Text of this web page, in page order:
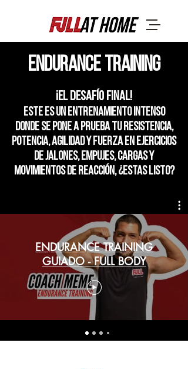
endurance training
¡EL DESAFÍO FINAL!
Este es un entrenamiento intenso
donde se pone a prueba tu resistencia,
potencia, agilidad y fuerza en ejercicios
de jalones, empujes, cargas y
movimientos de reacción, ¿Estas listo?
ENDURANCE TRAINING
GUIADO - FULL BODY